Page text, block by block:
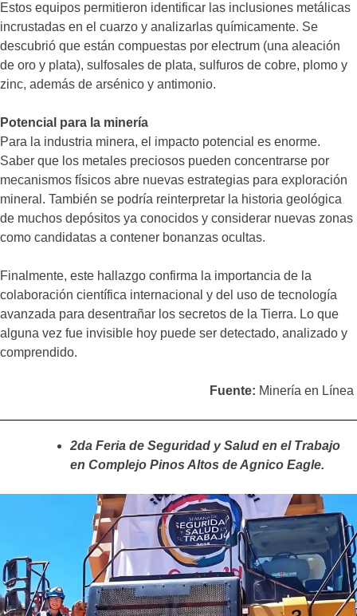
Estos equipos permitieron identificar las inclusiones metálicas
incrustadas en el cuarzo y analizarlas químicamente. Se
descubrió que están compuestas por electrum (una aleación
de oro y plata), sulfosales de plata, sulfuros de cobre, plomo y
zinc, además de arsénico y antimonio.
Potencial para la minería
Para la industria minera, el impacto potencial es enorme.
Saber que los metales preciosos pueden concentrarse por
mecanismos físicos abre nuevas estrategias para exploración
mineral. También se podría reinterpretar la historia geológica
de muchos depósitos ya conocidos y considerar nuevas zonas
como candidatas a contener bonanzas ocultas.
Finalmente, este hallazgo confirma la importancia de la
colaboración científica internacional y del uso de tecnología
avanzada para desentrañar los secretos de la Tierra. Lo que
alguna vez fue invisible hoy puede ser detectado, analizado y
comprendido.
Fuente: Minería en Línea
2da Feria de Seguridad y Salud en el Trabajo
en Complejo Pinos Altos de Agnico Eagle.